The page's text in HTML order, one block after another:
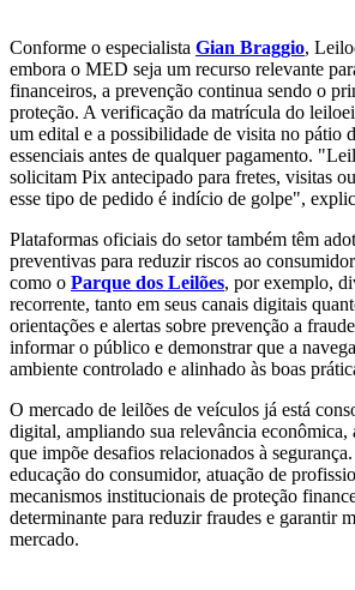
Conforme o especialista Gian Braggio,
embora o MED seja um recurso relevante
financeiros, a prevenção continua sendo o
proteção. A verificação da matrícula do
um edital e a possibilidade de visita no pátio
essenciais antes de qualquer pagamento.
solicitam Pix antecipado para fretes, visitas
esse tipo de pedido é indício de golpe",
Plataformas oficiais do setor também têm
preventivas para reduzir riscos ao
como o Parque dos Leilões, por exemplo,
recorrente, tanto em seus canais digitais
orientações e alertas sobre prevenção a
informar o público e demonstrar que a
ambiente controlado e alinhado às boas
O mercado de leilões de veículos já está
digital, ampliando sua relevância econômica,
que impõe desafios relacionados à
educação do consumidor, atuação de
mecanismos institucionais de proteção
determinante para reduzir fraudes e garantir
mercado.